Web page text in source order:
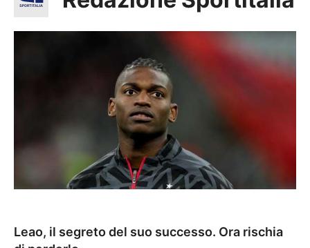
Leao, il segreto del suo successo. Ora rischia